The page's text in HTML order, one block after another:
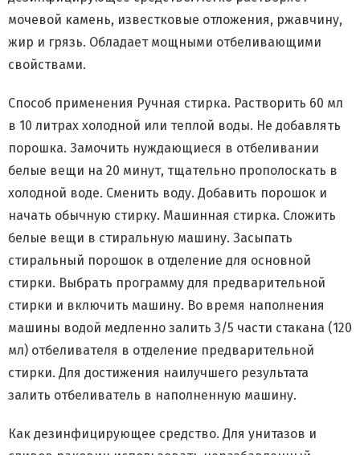
мочевой камень, известковые отложения, ржавчину,
жир и грязь. Обладает мощными отбеливающими
свойствами.
Способ применения Ручная стирка. Растворить 60 мл
в 10 литрах холодной или теплой воды. Не добавлять
порошка. Замочить нуждающиеся в отбеливании
белые вещи на 20 минут, тщательно прополоскать в
холодной воде. Сменить воду. Добавить порошок и
начать обычную стирку. Машинная стирка. Сложить
белые вещи в стиральную машину. Засыпать
стиральный порошок в отделение для основной
стирки. Выбрать программу для предварительной
стирки и включить машину. Во время наполнения
машины водой медленно залить 3/5 части стакана (120
мл) отбеливателя в отделение предварительной
стирки. Для достижения наилучшего результата
залить отбеливатель в наполненную машину.
Как дезинфицирующее средство. Для унитазов и